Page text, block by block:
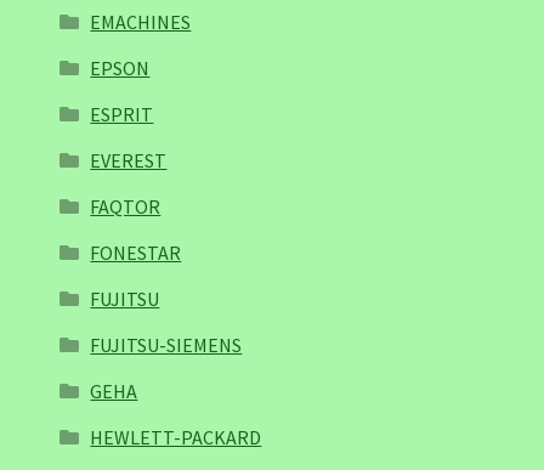
EMACHINES
EPSON
ESPRIT
EVEREST
FAQTOR
FONESTAR
FUJITSU
FUJITSU-SIEMENS
GEHA
HEWLETT-PACKARD